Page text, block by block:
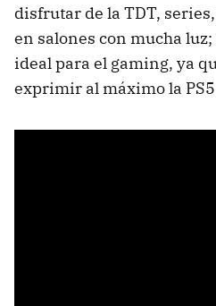
disfrutar de la TDT,
en salones con mucha
ideal para el gaming, ya
exprimir al máximo la PS5